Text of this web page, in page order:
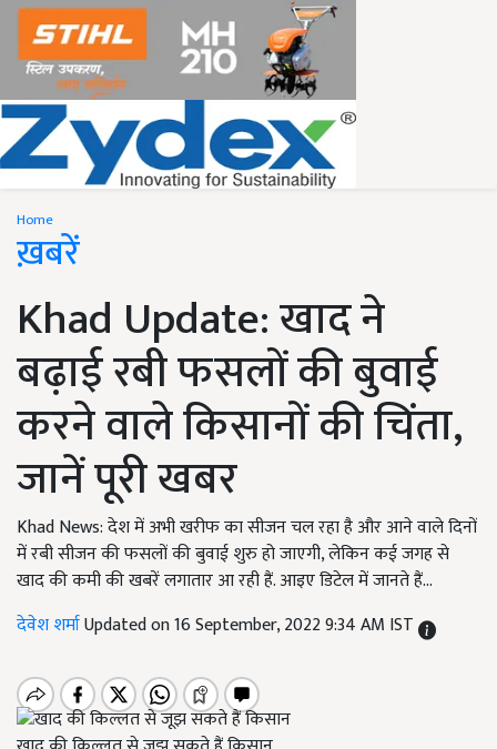
Home
ख़बरें
Khad Update: खाद ने
बढ़ाई रबी फसलों की बुवाई
करने वाले किसानों की चिंता,
जानें पूरी खबर
Khad News: देश में अभी खरीफ का सीजन चल रहा है और आने वाले दिनों
में रबी सीजन की फसलों की बुवाई शुरु हो जाएगी, लेकिन कई जगह से
खाद की कमी की खबरें लगातार आ रही हैं. आइए डिटेल में जानते हैं...
देवेश शर्माUpdated on 16 September, 2022 9:34 AM IST